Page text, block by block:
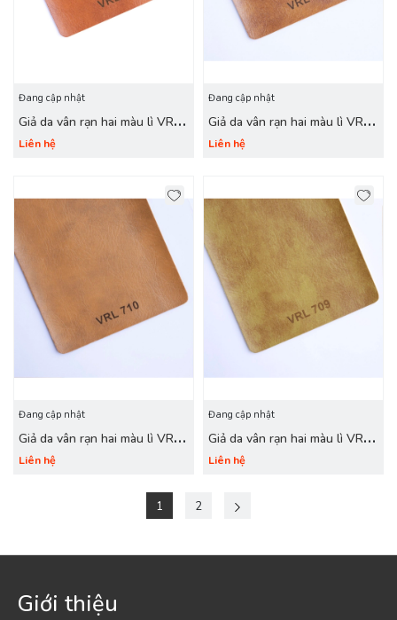
Đang cập nhật
Giả da vân rạn hai màu lì VRL
712 cam đất
Liên hệ
Đang cập nhật
Giả da vân rạn hai màu lì VRL
711 nâu vàng
Liên hệ
Đang cập nhật
Giả da vân rạn hai màu lì VRL
710 vàng bò
Liên hệ
Đang cập nhật
Giả da vân rạn hai màu lì VRL
709 da bò
Liên hệ
1 2
Giới thiệu